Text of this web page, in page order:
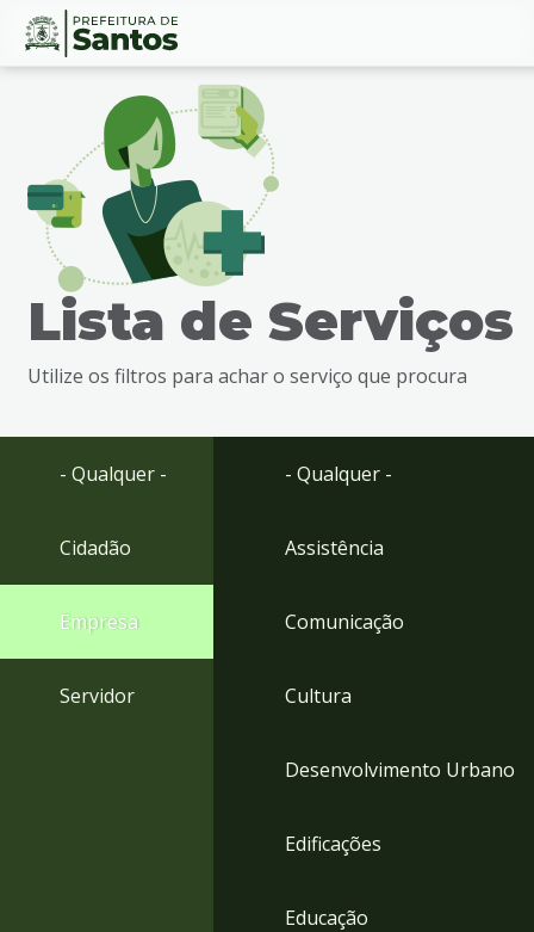
Ir
busca
Ir
Conteúdo
Lista de Serviços
Utilize os filtros para achar o serviço que procura
- Qualquer -
Cidadão
Empresa
Servidor
- Qualquer -
Assistência
Comunicação
Cultura
Desenvolvimento Urbano
Edificações
Educação